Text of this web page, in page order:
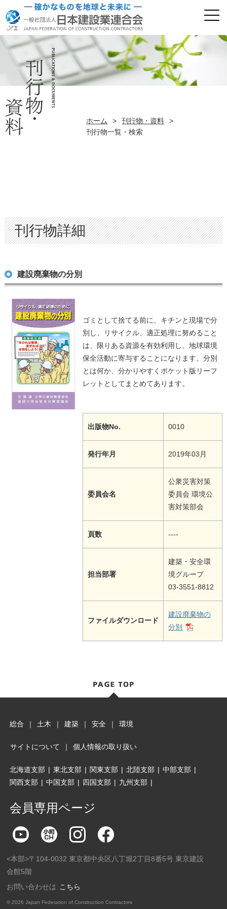
ホーム > 刊行物・資料
>
刊行物一覧・検索
刊行物詳細
建設廃棄物の分別
ゴミとして捨てる前に、キチンと現場で分
別し、リサイクル、適正処理に努めること
は、限りある資源を有効利用し、地球環境
保全活動に寄与することになります。分別
とは何か、分かりやすくポケット版リーフ
レットとしてまとめてあります。
出版物No. 0010
発行年月 2019年03月
委員会名
公衆災害対策
委員会 環境公
害対策部会
頁数 ----
担当部署
建築・安全環
境グループ
03-3551-8812
ファイルダウンロード
建設廃棄物の
分別
総合 ｜ 土木 ｜ 建築 ｜ 安全 ｜ 環境
サイトについて ｜ 個人情報の取り扱い
北海道支部 | 東北支部 | 関東支部 | 北陸支部 | 中部支部 |
関西支部 | 中国支部 | 四国支部 | 九州支部 |
会員専用ページ
<本部>〒104-0032 東京都中央区八丁堀2丁目8番5号 東京建設
会館5階
お問い合わせは こちら
©2026 Japan Federation of Construction Contractors